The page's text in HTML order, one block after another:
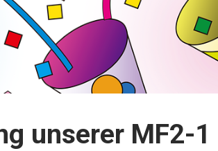
unserer MF2-1